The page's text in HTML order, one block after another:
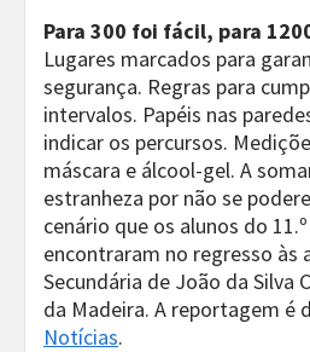
Para 300 foi fácil, para
Lugares marcados para
segurança. Regras para
intervalos. Papéis nas
indicar os percursos.
máscara e álcool-gel. A
estranheza por não se
cenário que os alunos do
encontraram no regresso às
Secundária de João da Silva
da Madeira. A reportagem é
Notícias.